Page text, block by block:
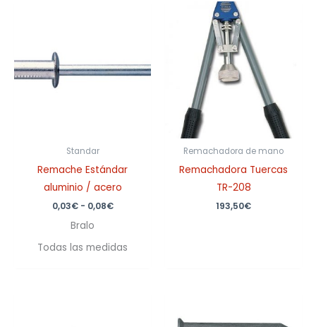
Standar
Remache Estándar
aluminio / acero
0,03€ - 0,08€
hasta
0,08€
Bralo
Todas las medidas
Remachadora de mano
Remachadora Tuercas
TR-208
193,50€